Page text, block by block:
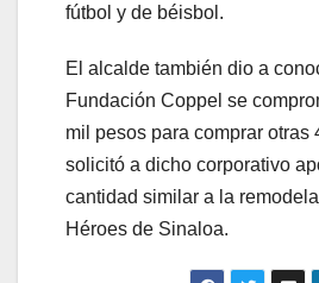
fútbol y de béisbol.
El alcalde también dio a
Fundación Coppel se
mil pesos para comprar otras
solicitó a dicho corporativo
cantidad similar a la
Héroes de Sinaloa.